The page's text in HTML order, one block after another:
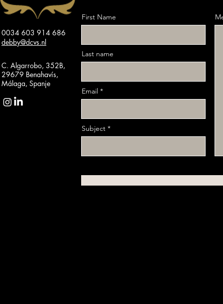
0034 603 914 686
debby@dcvs.nl
C. Algarrobo, 352B,
29679 Benahavís,
Málaga, Spanje
First Name
Last name
Email
Subject